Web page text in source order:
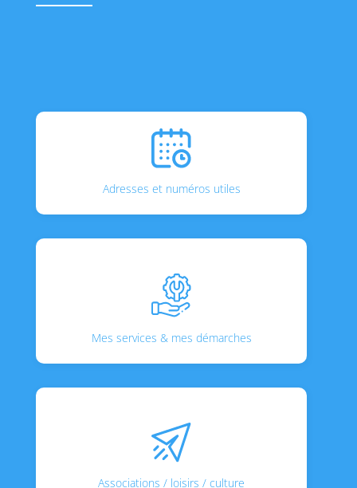
Adresses et numéros utiles
Mes services & mes démarches
Associations / loisirs / culture